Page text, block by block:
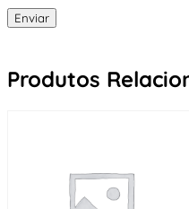
Produtos